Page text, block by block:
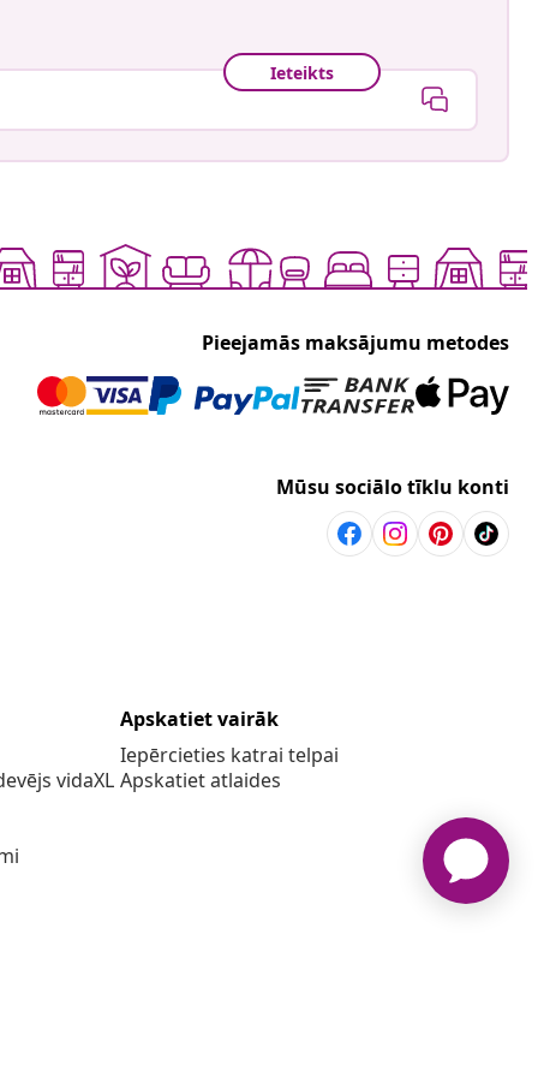
Ieteikts
Pieejamās maksājumu metodes
Mūsu sociālo tīklu konti
vidaXL
Apskatiet vairāk
Iepērcieties katrai telpai
Apskatiet atlaides